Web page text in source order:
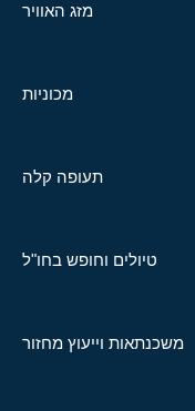
מזג האוויר
מכוניות
תעופה קלה
טיולים וחופש בחו"ל
משכנתאות וייעוץ מחזור